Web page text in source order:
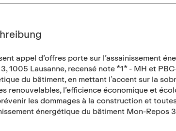
appel d’offres porte sur l’assainissement
1005 Lausanne, recensé note *1* - MH et
du bâtiment, en mettant l’accent sur la
renouvelables, l’efficience économique et
les dommages à la construction et
énergétique du bâtiment Mon-Repos